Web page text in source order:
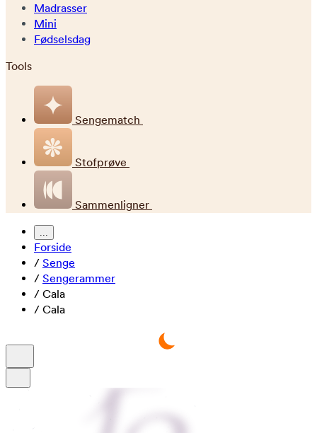
Madrasser
Mini
Fødselsdag
Tools
Sengematch
Stofprøve
Sammenligner
...
Forside
/ Senge
/ Sengerammer
/ Cala
/ Cala